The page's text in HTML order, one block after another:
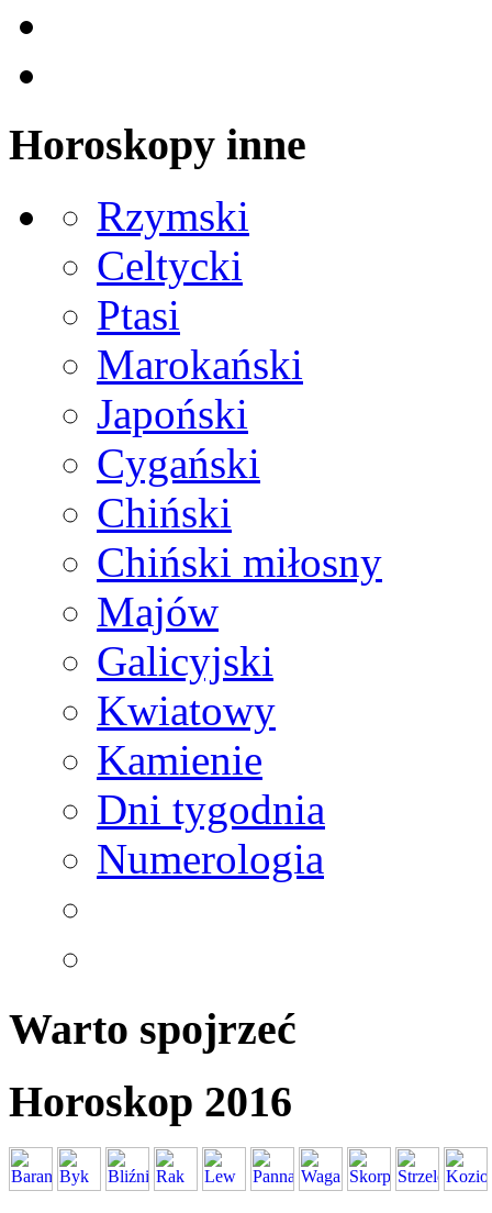
Horoskopy inne
Rzymski
Celtycki
Ptasi
Marokański
Japoński
Cygański
Chiński
Chiński miłosny
Majów
Galicyjski
Kwiatowy
Kamienie
Dni tygodnia
Numerologia
Warto spojrzeć
Horoskop 2016